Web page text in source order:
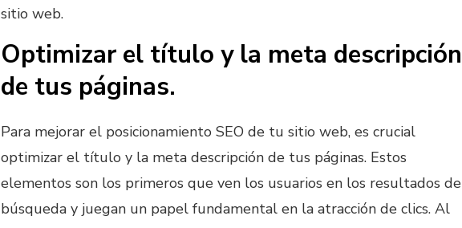
sitio web.
Optimizar el título y la meta descripción
de tus páginas.
Para mejorar el posicionamiento SEO de tu sitio web, es crucial
optimizar el título y la meta descripción de tus páginas. Estos
elementos son los primeros que ven los usuarios en los resultados de
búsqueda y juegan un papel fundamental en la atracción de clics. Al